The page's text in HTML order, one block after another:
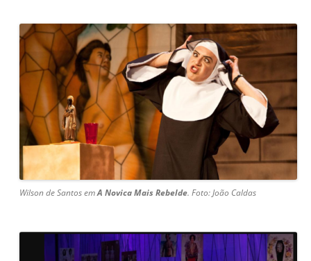
Wilson de Santos emA Novica Mais Rebelde. Foto: João Caldas